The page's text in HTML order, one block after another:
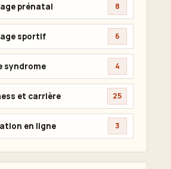
prénatal 8
sportif 6
syndrome 4
et carrière 25
en ligne 3